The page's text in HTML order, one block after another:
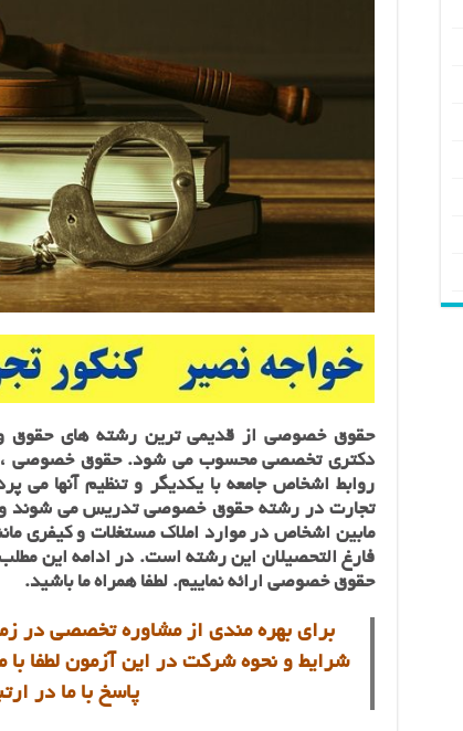
حقوق خصوصی از قدیمی ترین رشته‌ های حقوق
دکتری تخصصی محسوب می شود. حقوق خصوصی ،
روابط اشخاص جامعه با یکدیگر و تنظیم آنها می
تجارت در رشته‌ حقوق خصوصی تدریس می شوند و
مابین‌ اشخاص‌ در موارد املاک‌ مستغلات‌ و کیفری‌
فارغ التحصیلان این رشته‌ است. در ادامه این
حقوق خصوصی ارائه نماییم. لطفا همراه ما باشید.
برای بهره مندی از مشاوره تخصصی در
شرایط و نحوه شرکت در این آزمون لطفا
پاسخ با ما در